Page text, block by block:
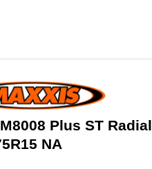
M8008 Plus ST Radial
NA